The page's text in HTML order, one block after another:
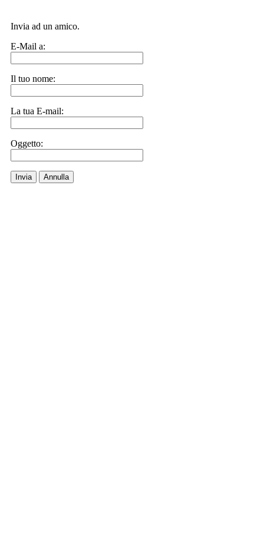
Invia ad un amico.
E-Mail a:
Il tuo nome:
La tua E-mail:
Oggetto:
Invia Annulla